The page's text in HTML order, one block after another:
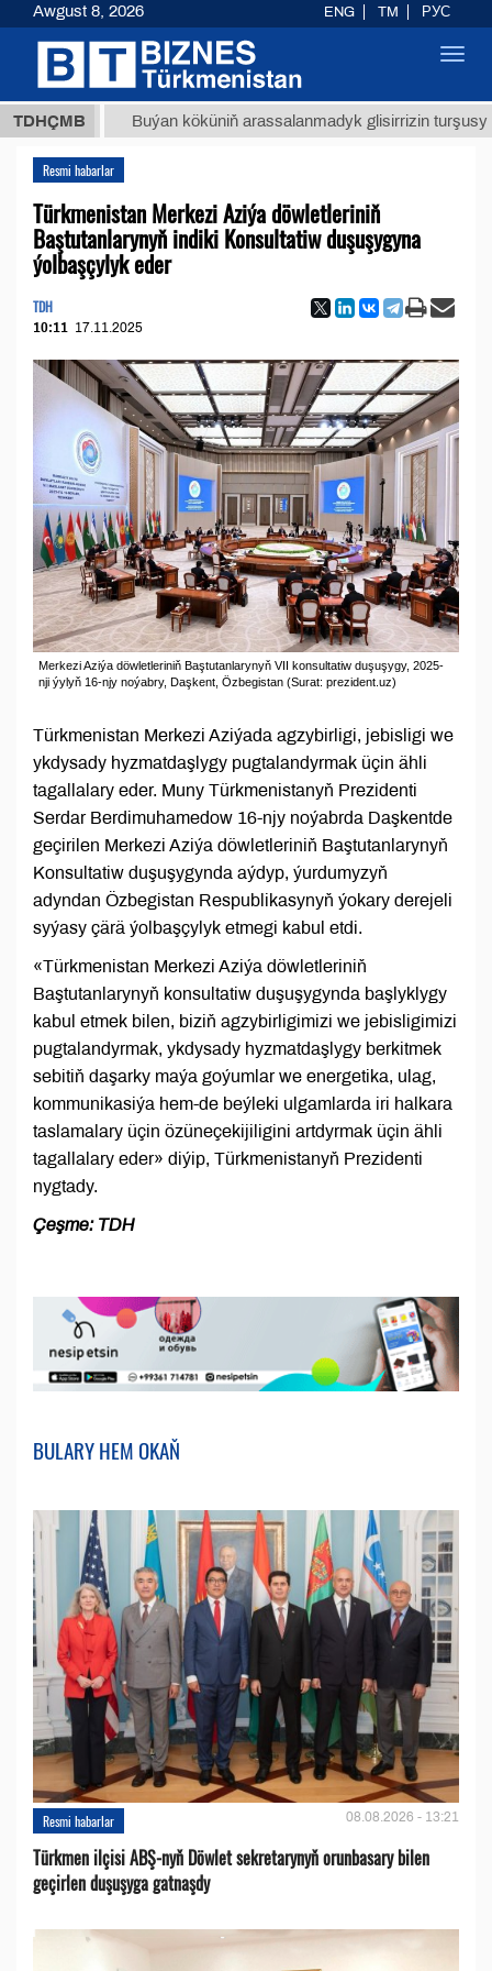
TDHÇMBBuýan köküniň arassalanmadyk glisirrizin turşusy (t.)
Resmi habarlar
Türkmenistan Merkezi Aziýa döwletleriniň
Baştutanlarynyň indiki Konsultatiw duşuşygyna
ýolbaşçylyk eder
TDH
10:11 17.11.2025
Merkezi Aziýa döwletleriniň Baştutanlarynyň VII konsultatiw duşuşygy, 2025-
nji ýylyň 16-njy noýabry, Daşkent, Özbegistan (Surat: prezident.uz)
Türkmenistan Merkezi Aziýada agzybirligi, jebisligi we
ykdysady hyzmatdaşlygy pugtalandyrmak üçin ähli
tagallalary eder. Muny Türkmenistanyň Prezidenti
Serdar Berdimuhamedow 16-njy noýabrda Daşkentde
geçirilen Merkezi Aziýa döwletleriniň Baştutanlarynyň
Konsultatiw duşuşygynda aýdyp, ýurdumyzyň
adyndan Özbegistan Respublikasynyň ýokary derejeli
syýasy çärä ýolbaşçylyk etmegi kabul etdi.
«Türkmenistan Merkezi Aziýa döwletleriniň
Baştutanlarynyň konsultatiw duşuşygynda başlyklygy
kabul etmek bilen, biziň agzybirligimizi we jebisligimizi
pugtalandyrmak, ykdysady hyzmatdaşlygy berkitmek
sebitiň daşarky maýa goýumlar we energetika, ulag,
kommunikasiýa hem-de beýleki ulgamlarda iri halkara
taslamalary üçin özüneçekijiligini artdyrmak üçin ähli
tagallalary eder» diýip, Türkmenistanyň Prezidenti
nygtady.
Çeşme: TDH
BULARY HEM OKAŇ
Resmi habarlar 08.08.2026 - 13:21
Türkmen ilçisi ABŞ-nyň Döwlet sekretarynyň orunbasary bilen
geçirlen duşuşyga gatnaşdy
Awgust 8, 2026 ENG TM РУС